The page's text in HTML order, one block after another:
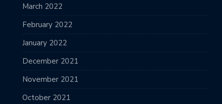
March 2022
February 2022
January 2022
December 2021
November 2021
October 2021